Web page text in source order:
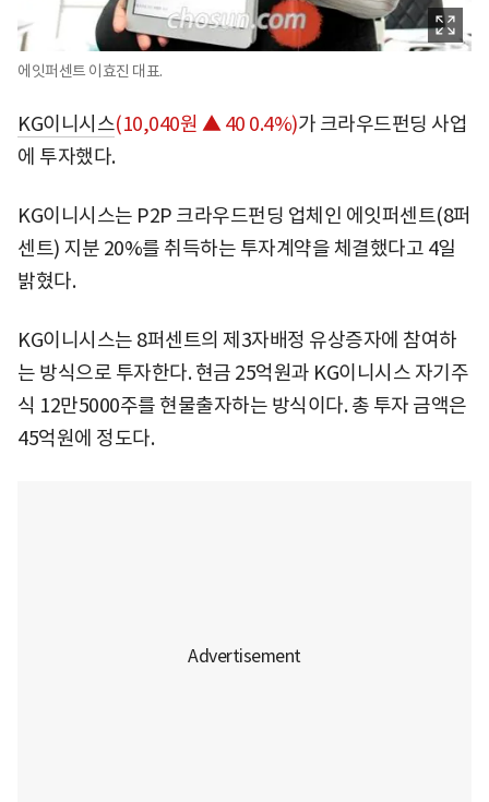
에잇퍼센트 이효진 대표.
KG이니시스(10,040원 ▲ 40 0.4%)가 크라우드펀딩 사업
에 투자했다.
KG이니시스는 P2P 크라우드펀딩 업체인 에잇퍼센트(8퍼
센트) 지분 20%를 취득하는 투자계약을 체결했다고 4일
밝혔다.
KG이니시스는 8퍼센트의 제3자배정 유상증자에 참여하
는 방식으로 투자한다. 현금 25억원과 KG이니시스 자기주
식 12만5000주를 현물출자하는 방식이다. 총 투자 금액은
45억원에 정도다.